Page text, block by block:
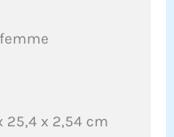
25,4 x 2,54 cm